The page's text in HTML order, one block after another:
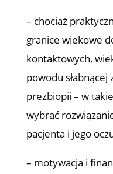
– chociaż
granice wiekowe
kontaktowych,
powodu
prezbiopii – w
wybrać
pacjenta i jego
– motywacja i